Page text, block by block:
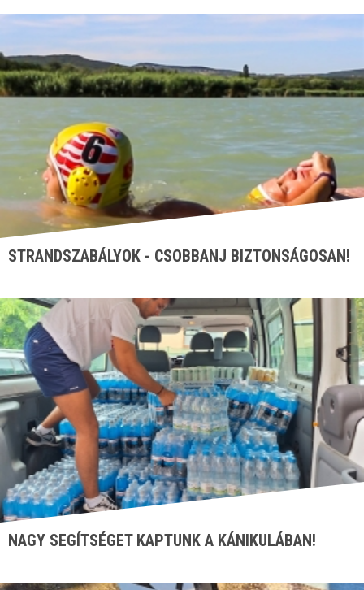
STRANDSZABÁLYOK - CSOBBANJ BIZTONSÁGOSAN!
NAGY SEGÍTSÉGET KAPTUNK A KÁNIKULÁBAN!